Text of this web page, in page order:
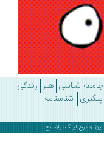
هنر زندگی
شناسنامه
بلامانع .